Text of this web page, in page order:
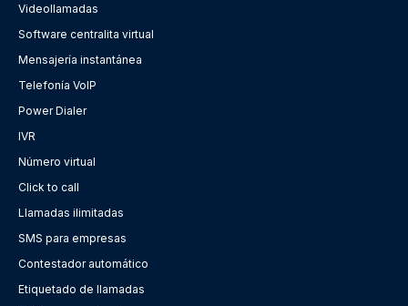
Videollamadas
Software centralita virtual
Mensajería instantánea
Telefonía VoIP
Power Dialer
IVR
Número virtual
Click to call
Llamadas ilimitadas
SMS para empresas
Contestador automático
Etiquetado de llamadas